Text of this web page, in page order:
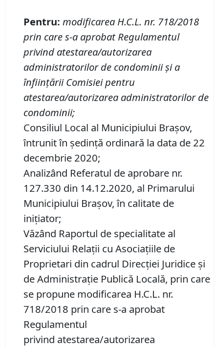
Pentru: modificarea H.C.L. nr. 718/2018
prin care s-a aprobatRegulamentul
privind atestarea/autorizarea
administratorilor de condominii şi a
înfiinţării Comisiei pentru
atestarea/autorizarea administratorilor de
condominii;
Consiliul Local al Municipiului Brașov,
întrunit în ședință ordinară la data de 22
decembrie 2020;
Analizând Referatul de aprobare nr.
127.330 din 14.12.2020, al Primarului
Municipiului Braşov, în calitate de
inițiator;
Văzând Raportul de specialitate al
Serviciului Relaţii cu Asociaţiile de
Proprietari din cadrul Direcţiei Juridice şi
de Administraţie Publică Locală, prin care
se propune modificarea H.C.L. nr.
718/2018 prin care s-a aprobat
Regulamentul
privind atestarea/autorizarea